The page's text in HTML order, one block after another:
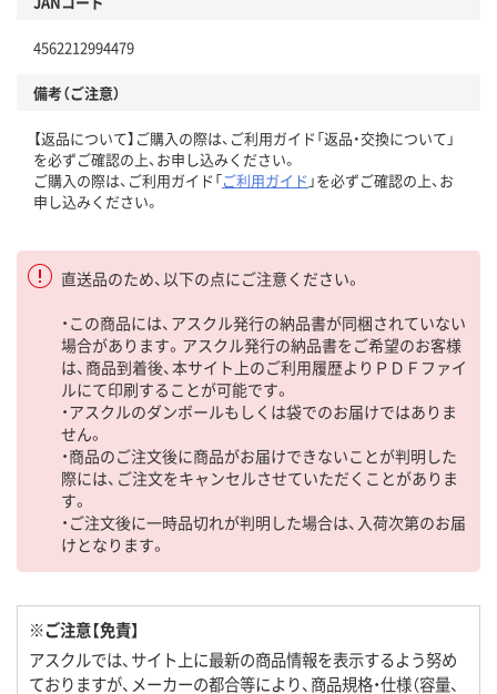
4562212994479
備考（ご注意）
【返品について】ご購入の際は、ご利用ガイド「返品・交換について」
を必ずご確認の上、お申し込みください。
ご購入の際は、ご利用ガイド「ご利用ガイド 」を必ずご確認の上、お
申し込みください。
直送品のため、以下の点にご注意ください。
・この商品には、アスクル発行の納品書が同梱されていない
場合があります。アスクル発行の納品書をご希望のお客様
は、商品到着後、本サイト上のご利用履歴よりＰＤＦファイ
ルにて印刷することが可能です。
・アスクルのダンボールもしくは袋でのお届けではありま
せん。
・商品のご注文後に商品がお届けできないことが判明した
際には、ご注文をキャンセルさせていただくことがありま
す。
・ご注文後に一時品切れが判明した場合は、入荷次第のお届
けとなります。
※ご注意【免責】
アスクルでは、サイト上に最新の商品情報を表示するよう努め
ておりますが、メーカーの都合等により、商品規格・仕様（容量、